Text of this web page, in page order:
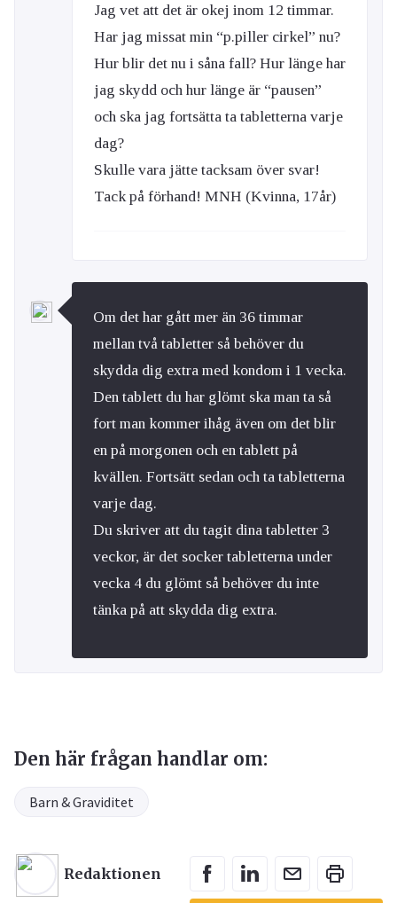
Jag vet att det är okej inom 12 timmar.
Har jag missat min “p.piller cirkel” nu?
Hur blir det nu i såna fall? Hur länge har
jag skydd och hur länge är “pausen”
och ska jag fortsätta ta tabletterna varje
dag?
Skulle vara jätte tacksam över svar!
Tack på förhand! MNH (Kvinna, 17år)
Om det har gått mer än 36 timmar
mellan två tabletter så behöver du
skydda dig extra med kondom i 1 vecka.
Den tablett du har glömt ska man ta så
fort man kommer ihåg även om det blir
en på morgonen och en tablett på
kvällen. Fortsätt sedan och ta tabletterna
varje dag.
Du skriver att du tagit dina tabletter 3
veckor, är det socker tabletterna under
vecka 4 du glömt så behöver du inte
tänka på att skydda dig extra.
Den här frågan handlar om:
Barn & Graviditet
Redaktionen